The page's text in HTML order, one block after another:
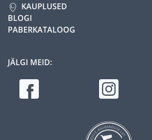
KAUPLUSED
BLOGI
PABERKATALOOG
JÄLGI MEID: